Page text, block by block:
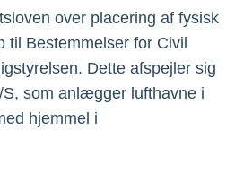
over placering af fysisk
Bestemmelser for Civil
Dette afspejler sig
som anlægger lufthavne i
hjemmel i